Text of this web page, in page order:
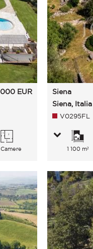
EUR
Siena
Siena, Italia
V0295FL
1 100 m²